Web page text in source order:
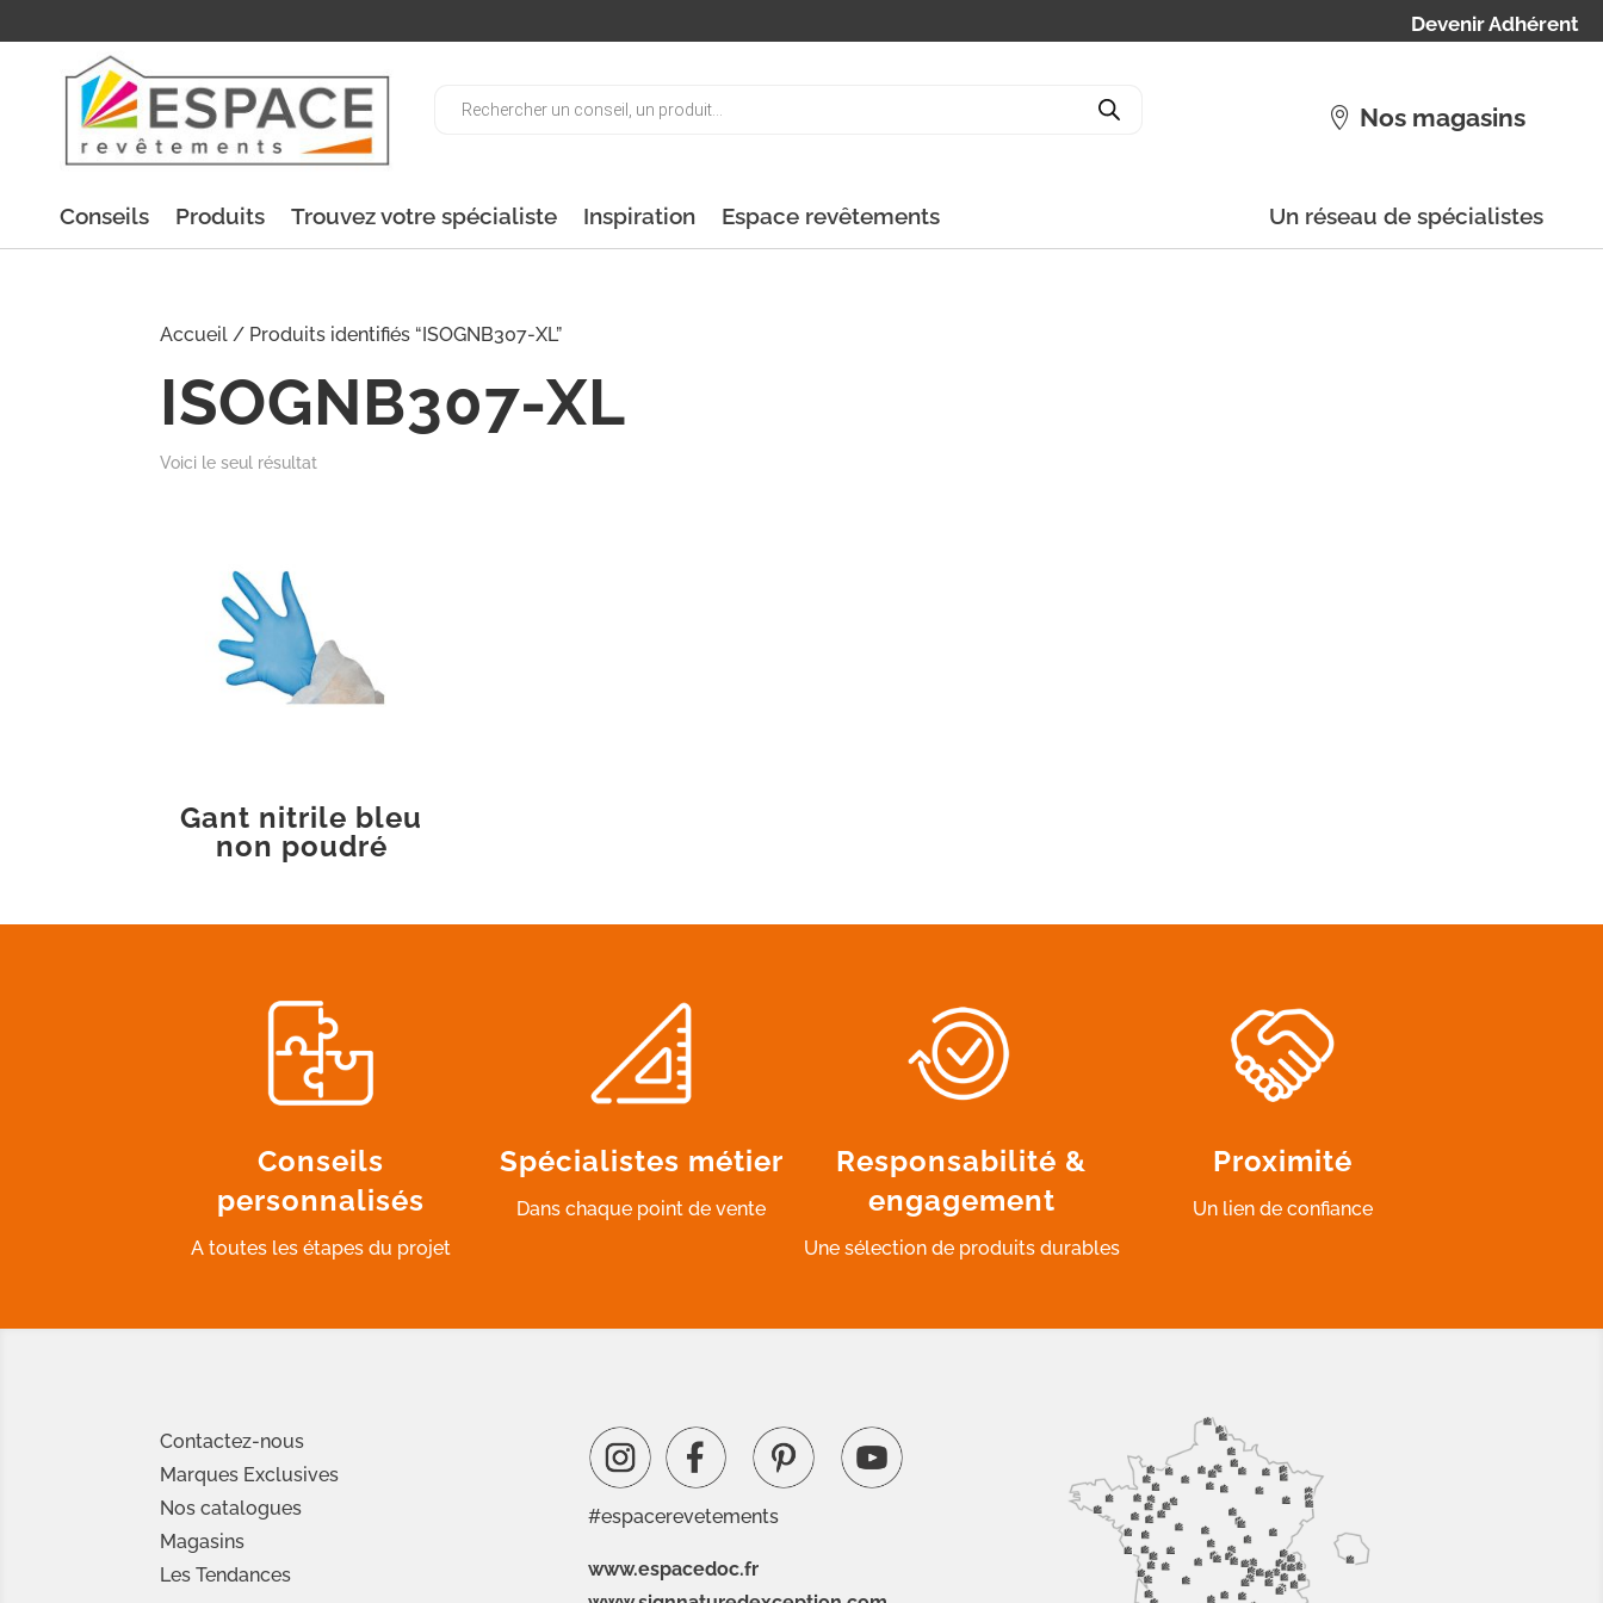
Devenir Adhérent
Nos magasins
Conseils Produits Trouvez votre spécialiste Inspiration Espace revêtements Un réseau de spécialistes
Accueil / Produits identifiés “ISOGNB307-XL”
ISOGNB307-XL
Voici le seul résultat
Gant nitrile bleu
non poudré
Conseils
personnalisés
A toutes les étapes du projet
Spécialistes métier
Dans chaque point de vente
Responsabilité &
engagement
Une sélection de produits durables
Proximité
Un lien de confiance
Contactez-nous
Marques Exclusives
Nos catalogues
Magasins
Les Tendances
#espacerevetements
www.espacedoc.fr